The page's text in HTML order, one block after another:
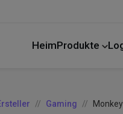
HeimProdukte
Gaming